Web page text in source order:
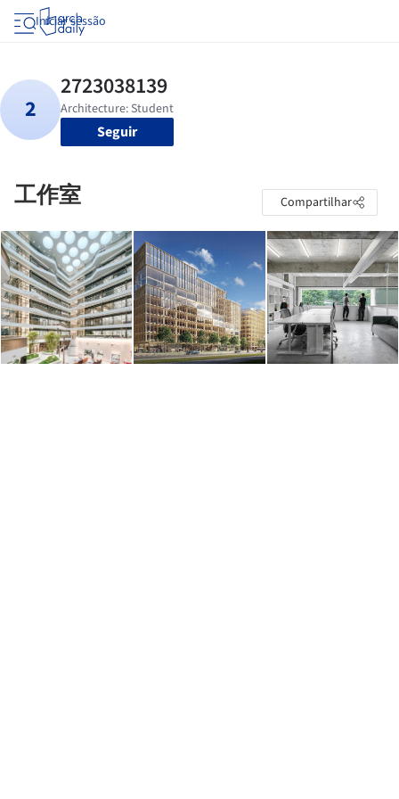
Iniciar sessão
Seguir
工作室 Compartilhar